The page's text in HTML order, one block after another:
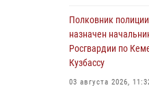
Росгвардейцы
повредившего
06 августа 2026, 08:17
Полковник
назначен
Росгвардии по
Кузбассу
03 августа 2026,